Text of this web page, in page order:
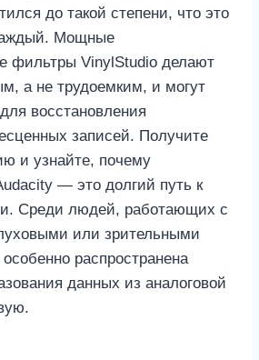
до такой степени, что это
Мощные
фильтры VinylStudio делают
а не трудоемким, и могут
восстановления
записей. Получите
и узнайте, почему
— это долгий путь к
Среди людей, работающих с
или зрительными
распространена
данных из аналоговой